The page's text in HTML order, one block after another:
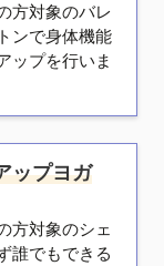
方対象のバレ
ンで身体機能
ップを行いま
ップヨガ
方対象のシェ
誰でもできる